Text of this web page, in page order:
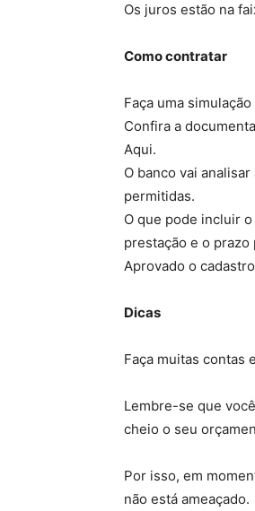
Os juros estão na
Como contratar
Faça uma
Confira a
Aqui.
O banco vai
permitidas.
O que pode incluir
prestação e o prazo
Aprovado o
Dicas
Faça muitas contas
Lembre-se que
cheio o seu
Por isso, em
não está ameaçado.